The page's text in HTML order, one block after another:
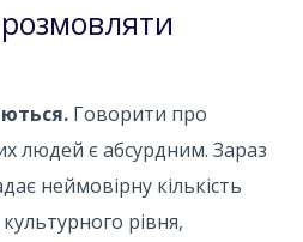
Говорити про
людей є абсурдним. Зараз
неймовірну кількість
рівня,